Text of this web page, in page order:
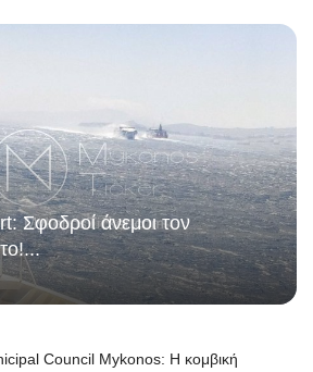
Σφοδροί άνεμοι τον
Council Mykonos: Η κομβική